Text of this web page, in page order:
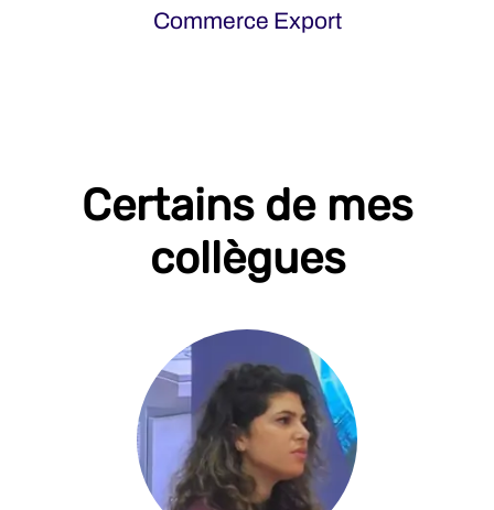
Commerce Export
Certains de mes
collègues